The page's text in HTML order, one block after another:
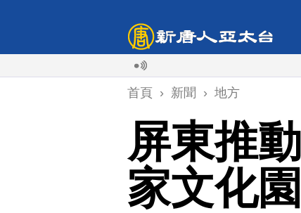
首頁 › 新聞 › 地方
屏東推
家文化